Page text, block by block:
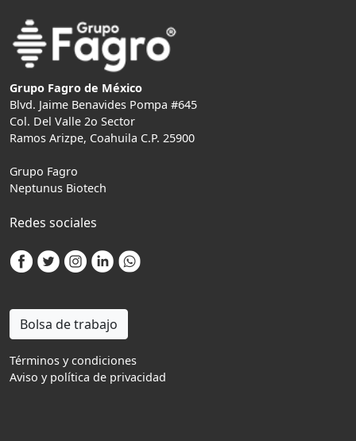
Grupo Fagro de México
Blvd. Jaime Benavides Pompa #645
Col. Del Valle 2o Sector
Ramos Arizpe, Coahuila C.P. 25900
Grupo Fagro
Neptunus Biotech
Redes sociales
Bolsa de trabajo
Términos y condiciones
Aviso y política de privacidad